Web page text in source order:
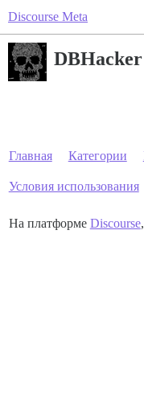
Discourse Meta
DBHacker
Главная Категории
Условия использования
На платформе Discourse